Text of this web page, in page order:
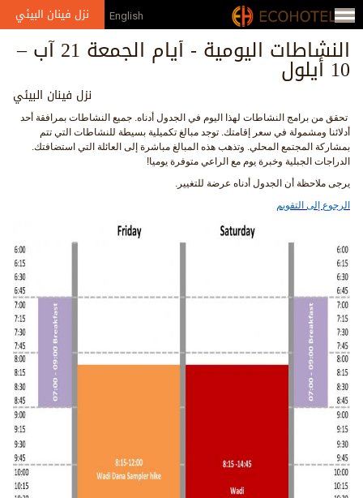
Jump to navigation
English نزل فينان البيئي
النشاطات اليومية - أيام الجمعة 21 آب –
10 أيلول
نزل فينان البيئي
تحقق من برامج النشاطات لهذا اليوم في الجدول أدناه. جميع النشاطات بمرافقة أحد
أدلائنا ومشمولة في سعر إقامتك. توجد مبالغ تكميلية بسيطة للنشاطات التي تتم
بمشاركة المجتمع المحلي. وتذهب هذه المبالغ مباشرة إلى العائلة التي استضافتك.
الدراجات الجبلية وخبرة يوم مع الراعي متوفرة يوميا!
يرجى ملاحظة أن الجدول أدناه عرضة للتغيير.
الرجوع إلى التقويم